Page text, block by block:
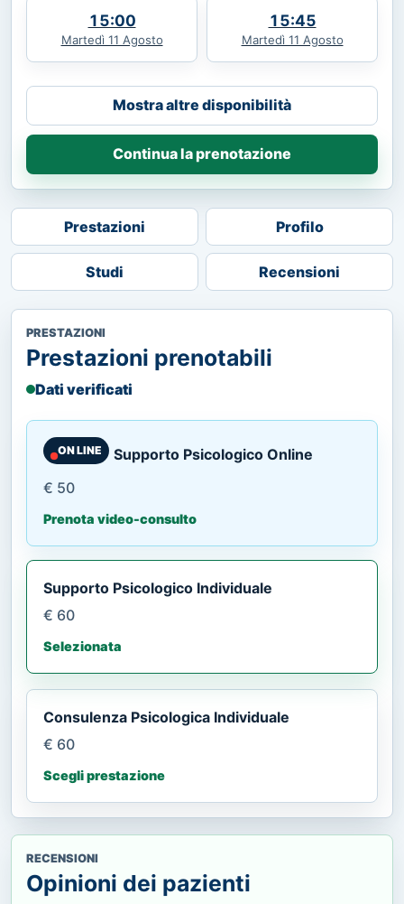
15:00
Martedì 11 Agosto
15:45
Martedì 11 Agosto
Mostra altre disponibilità
Continua la prenotazione
Prestazioni Profilo
Studi Recensioni
PRESTAZIONI
Prestazioni prenotabili
Dati verificati
ON LINE
Supporto Psicologico Online
€ 50
Prenota video-consulto
Supporto Psicologico Individuale
€ 60
Selezionata
Consulenza Psicologica Individuale
€ 60
Scegli prestazione
RECENSIONI
Opinioni dei pazienti